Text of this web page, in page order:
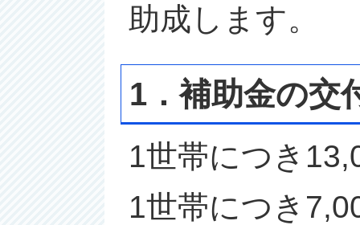
助成します。
1．補助金の交
1世帯につき
1世帯につき